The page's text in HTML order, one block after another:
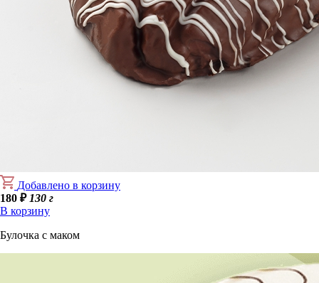
Добавлено в корзину
180 ₽ 130 г
В корзину
Булочка с маком